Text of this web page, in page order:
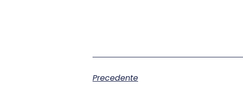
Precedente